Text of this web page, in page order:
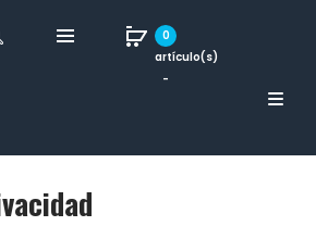
0
artículo(s)
-